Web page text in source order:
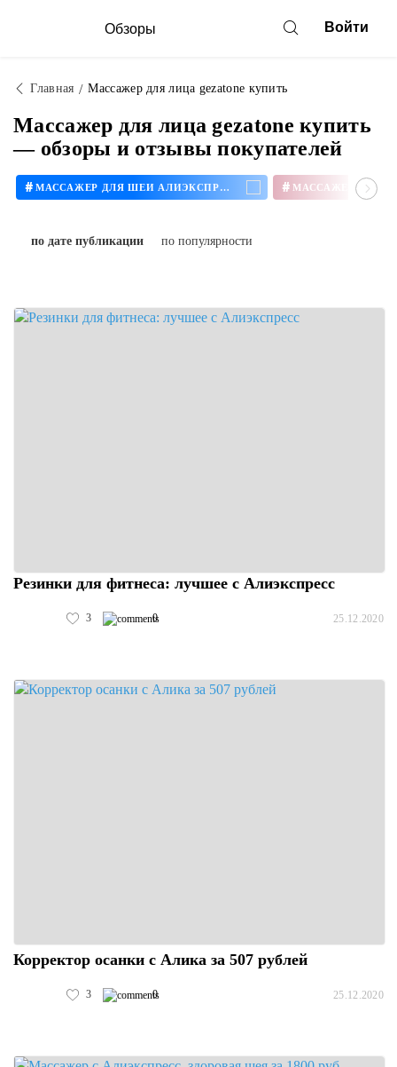
Обзоры Войти
Главная Массажер для лица gezatone купить
Массажер для лица gezatone купить
— обзоры и отзывы покупателей
# МАССАЖЕР ДЛЯ ШЕИ АЛИЭКСПРЕСС #
по дате публикации по популярности
Резинки для фитнеса: лучшее с Алиэкспресс
3 0 25.12.2020
Корректор осанки с Алика за 507 рублей
3 0 25.12.2020